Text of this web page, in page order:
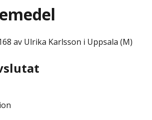
av Ulrika Karlsson i Uppsala (M)